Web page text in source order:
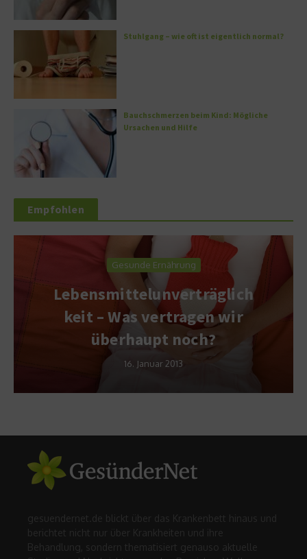
Stuhlgang – wie oft ist eigentlich normal?
Bauchschmerzen beim Kind: Mögliche
Ursachen und Hilfe
Empfohlen
Gesunde Ernährung
Lebensmittelunverträglich
keit – Was vertragen wir
überhaupt noch?
16. Januar 2013
gesuendernet.de blickt über das Krankenbett hinaus und
berichtet nicht nur über Krankheiten und ihre
Behandlung, sondern thematisiert genauso aktuelle